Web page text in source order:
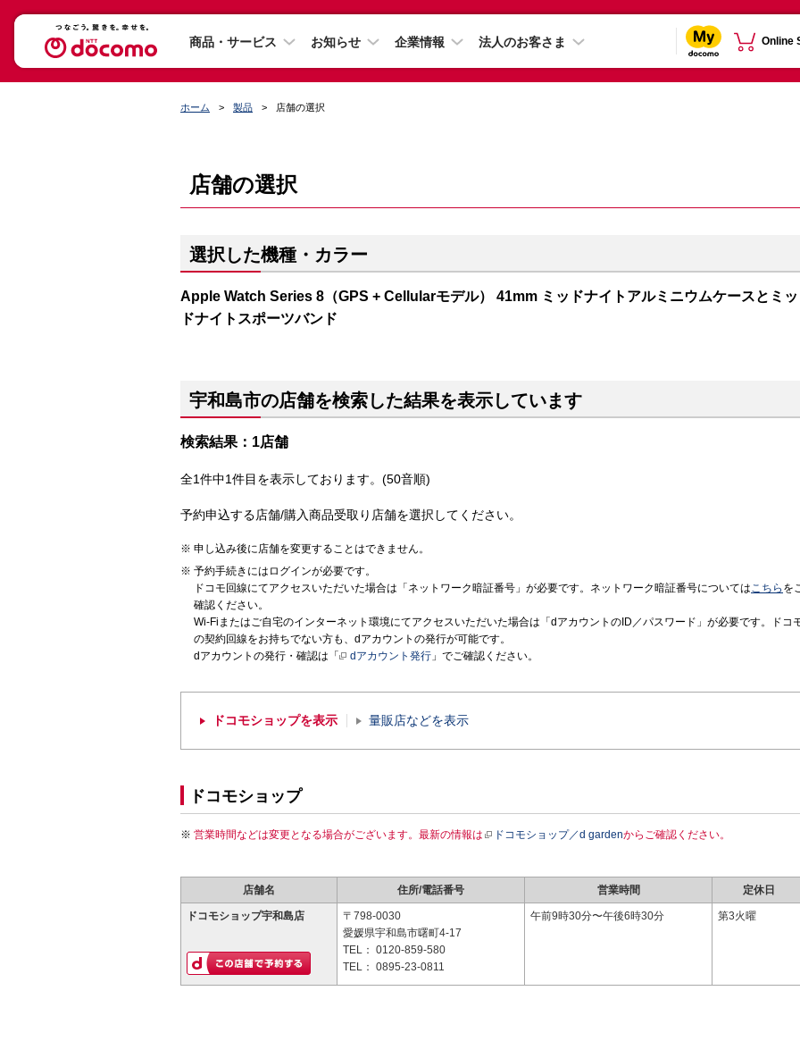
商品・サービス お知らせ 企業情報 法人のお客さま Online
ホーム 製品 店舗の選択
店舗の選択
選択した機種・カラー
Apple Watch Series 8（GPS + Cellularモデル） 41mm ミッドナイトアルミニウムケースとミッ
ドナイトスポーツバンド
宇和島市の店舗を検索した結果を表示しています
検索結果：1店舗
全1件中1件目を表示しております。(50音順)
予約申込する店舗/購入商品受取り店舗を選択してください。
申し込み後に店舗を変更することはできません。
予約手続きにはログインが必要です。
ドコモ回線にてアクセスいただいた場合は「ネットワーク暗証番号」が必要です。ネットワーク暗証番号についてはこちら を
確認ください。
Wi-Fiまたはご自宅のインターネット環境にてアクセスいただいた場合は「dアカウントのID／パスワード」が必要です。ドコ
の契約回線をお持ちでない方も、dアカウントの発行が可能です。
dアカウントの発行・確認は「
dアカウント発行 」でご確認ください。
ドコモショップを表示 量販店などを表示
ドコモショップ
営業時間などは変更となる場合がございます。最新の情報は ドコモショップ／d gardenからご確認ください。
店舗名 住所/電話番号 営業時間 定休日
ドコモショップ宇和島店
〒798-0030
愛媛県宇和島市曙町4-17
TEL： 0120-859-580
TEL： 0895-23-0811
午前9時30分〜午後6時30分 第3火曜